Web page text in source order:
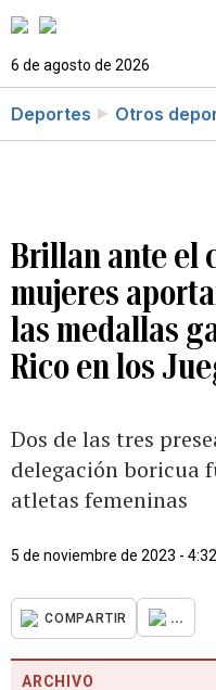
6 de agosto de 2026
Deportes Otros
Brillan ante el
mujeres
las medallas
Rico en los
Dos de las tres
delegación boricua
atletas femeninas
5 de noviembre de 2023 -
COMPARTIR ...
ARCHIVO